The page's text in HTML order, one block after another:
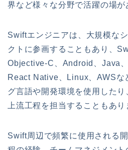
界など様々な分野で活躍の場が
Swiftエンジニアは、大規模な
クトに参画することもあり、
Objective-C、Android、Java
React Native、Linux、AWSな
グ言語や開発環境を使用した
上流工程を担当することもあり
Swift周辺で頻繁に使用される